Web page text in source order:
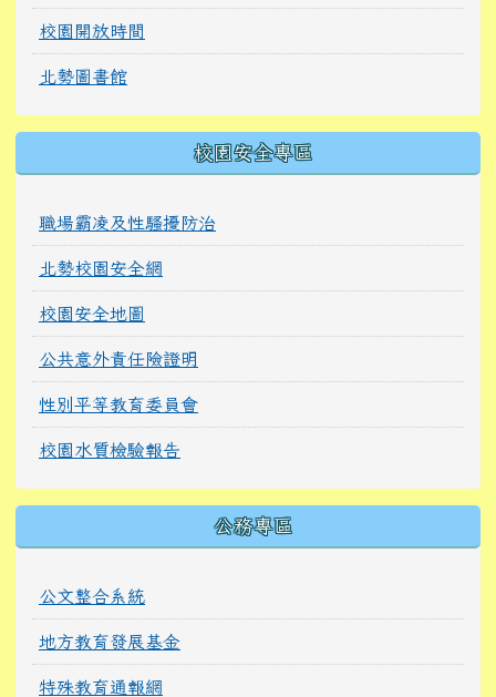
校園開放時間
北勢圖書館
校園安全專區
職場霸凌及性騷擾防治
北勢校園安全網
校園安全地圖
公共意外責任險證明
性別平等教育委員會
校園水質檢驗報告
公務專區
公文整合系統
地方教育發展基金
特殊教育通報網